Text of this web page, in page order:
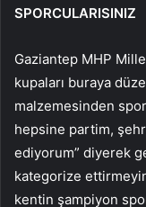
SPORCULARISINIZ
Gaziantep MHP
kupaları buraya
malzemesinden
hepsine partim,
ediyorum” diyerek
kategorize
kentin şampiyon